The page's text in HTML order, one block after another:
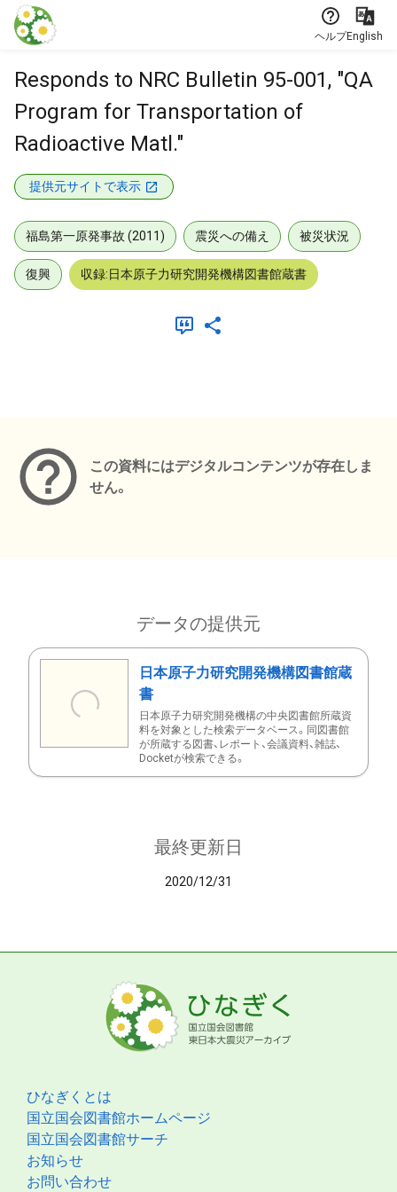
本文に飛ぶ
ヘルプEnglish
Responds to NRC Bulletin 95-001, "QA
Program for Transportation of
Radioactive Matl."
提供元サイトで表示
福島第一原発事故 (2011) 震災への備え 被災状況
復興 収録:日本原子力研究開発機構図書館蔵書
この資料にはデジタルコンテンツが存在しま
せん。
データの提供元
日本原子力研究開発機構図書館蔵
書
日本原子力研究開発機構の中央図書館所蔵資
料を対象とした検索データベース。同図書館
が所蔵する図書、レポート、会議資料、雑誌、
Docketが検索できる。
最終更新日
2020/12/31
ひなぎくとは
国立国会図書館ホームページ
国立国会図書館サーチ
お知らせ
お問い合わせ